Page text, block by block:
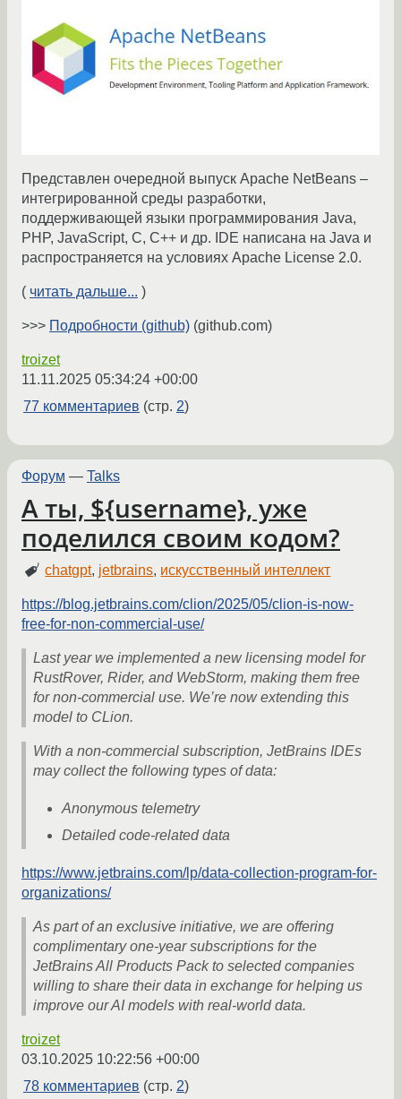
Представлен очередной выпуск Apache NetBeans –
интегрированной среды разработки,
поддерживающей языки программирования Java,
PHP, JavaScript, C, C++ и др. IDE написана на Java и
распространяется на условиях Apache License 2.0.
( читать дальше... )
>>> Подробности (github) (github.com)
troizet
11.11.2025 05:34:24 +00:00
77 комментариев (стр. 2)
Форум — Talks
А ты, ${username}, уже
поделился своим кодом?
chatgpt, jetbrains, искусственный интеллект
https://blog.jetbrains.com/clion/2025/05/clion-is-now-
free-for-non-commercial-use/
Last year we implemented a new licensing model for
RustRover, Rider, and WebStorm, making them free
for non-commercial use. We’re now extending this
model to CLion.
With a non-commercial subscription, JetBrains IDEs
may collect the following types of data:
Anonymous telemetry
Detailed code‑related data
https://www.jetbrains.com/lp/data-collection-program-for-
organizations/
As part of an exclusive initiative, we are offering
complimentary one-year subscriptions for the
JetBrains All Products Pack to selected companies
willing to share their data in exchange for helping us
improve our AI models with real-world data.
troizet
03.10.2025 10:22:56 +00:00
78 комментариев (стр. 2)